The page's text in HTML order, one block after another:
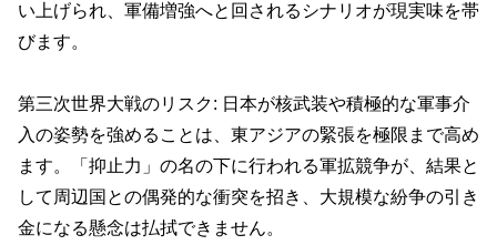
い上げられ、軍備増強へと回されるシナリオが現実味を帯
びます。
第三次世界大戦のリスク: 日本が核武装や積極的な軍事介
入の姿勢を強めることは、東アジアの緊張を極限まで高め
ます。「抑止力」の名の下に行われる軍拡競争が、結果と
して周辺国との偶発的な衝突を招き、大規模な紛争の引き
金になる懸念は払拭できません。